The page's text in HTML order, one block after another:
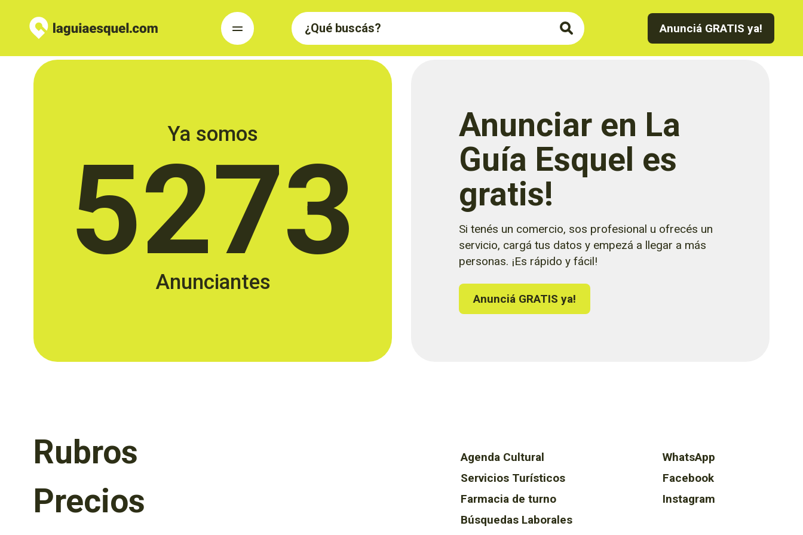
Anunciá GRATIS ya!
Ya somos
5273
Anunciantes
Anunciar en La
Guía Esquel es
gratis!
Si tenés un comercio, sos profesional u ofrecés un
servicio, cargá tus datos y empezá a llegar a más
personas. ¡Es rápido y fácil!
Anunciá GRATIS ya!
Rubros
Precios
Agenda Cultural
Servicios Turísticos
Farmacia de turno
Búsquedas Laborales
WhatsApp
Facebook
Instagram